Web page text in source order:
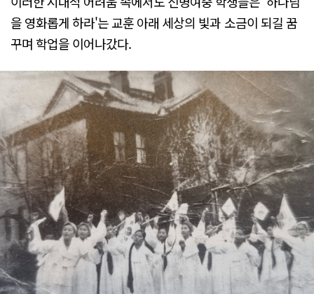
을 영화롭게 하라'는 교훈 아래 세상의 빛과 소금이 되길 꿈
꾸며 학업을 이어나갔다.